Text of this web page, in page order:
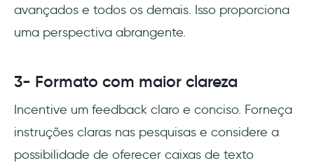
avançados e todos os demais. Isso proporciona
uma perspectiva abrangente.
3- Formato com maior clareza
Incentive um feedback claro e conciso. Forneça
instruções claras nas pesquisas e considere a
possibilidade de oferecer caixas de texto